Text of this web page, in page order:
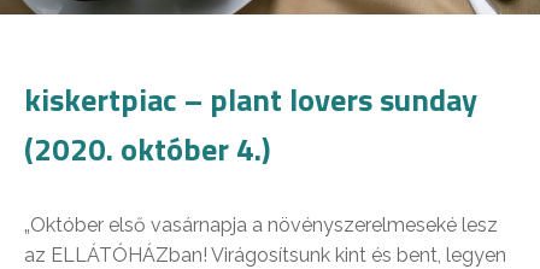
kiskertpiac – plant lovers sunday
(2020. október 4.)
„Október első vasárnapja a növényszerelmeseké lesz
az ELLÁTÓHÁZban! Virágosítsunk kint és bent, legyen